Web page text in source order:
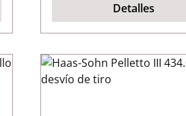
Detalles